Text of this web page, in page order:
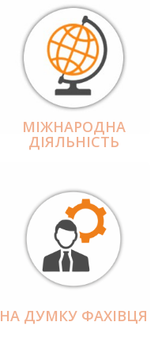
МІЖНАРОДНА
ДІЯЛЬНІCТЬ
НА ДУМКУ ФАХІВЦЯ